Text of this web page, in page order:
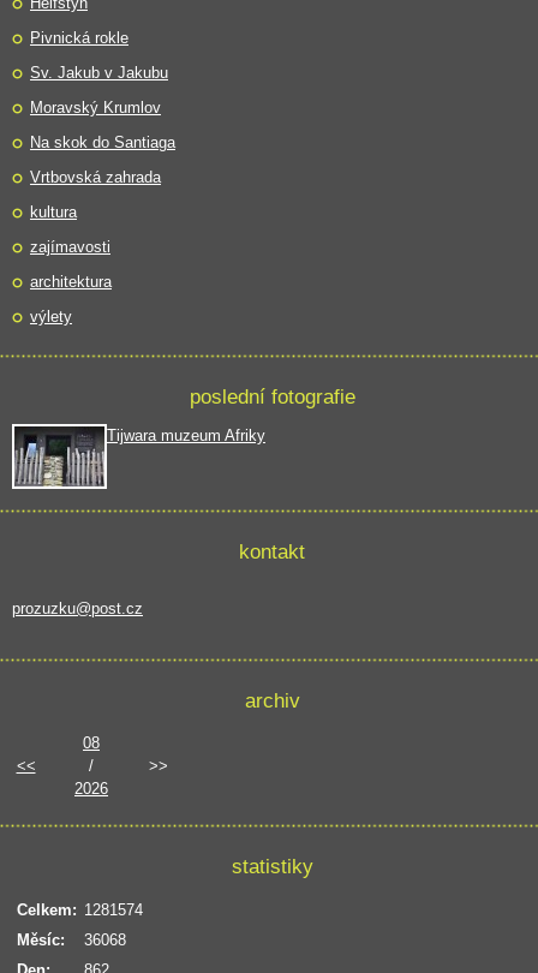
Pivnická rokle
Sv. Jakub v Jakubu
Moravský Krumlov
Na skok do Santiaga
Vrtbovská zahrada
kultura
zajímavosti
architektura
výlety
poslední fotografie
Tijwara muzeum Afriky
kontakt
prozuzku@post.cz
archiv
<<
08
/
2026
>>
statistiky
Celkem: 1281574
Měsíc:
36068